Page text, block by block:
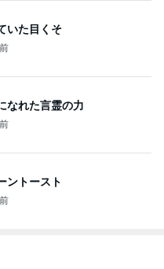
いた目くそ
なれた言霊の力
ントースト